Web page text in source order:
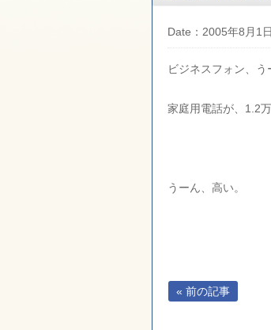
Date：2005年8月1日
ビジネスフォン、う
家庭用電話が、1.2
うーん、高い。
« 前の記事